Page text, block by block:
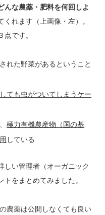
んな農薬・肥料を何回しよ
れます（上画像・左）。
です。
された野菜があるということ
ても虫がついてしまうケー
極力有機農産物（国の基
している
しい管理者（オーガニック
をまとめてみました。
農薬は公開しなくても良い